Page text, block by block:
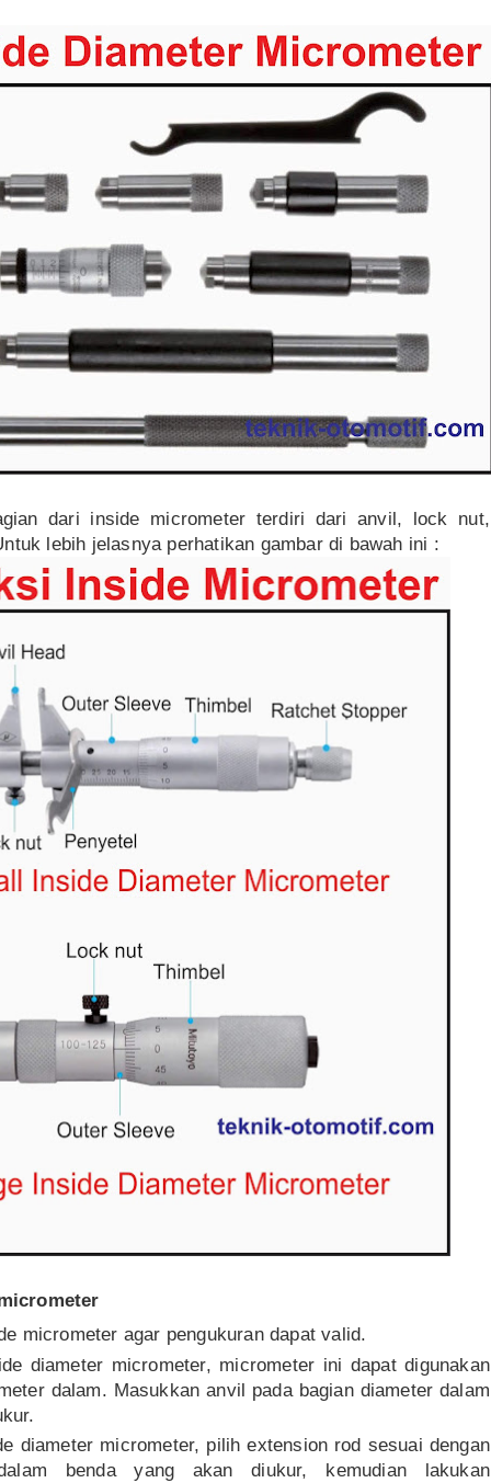
dari inside micrometer terdiri dari anvil, lock nut,
lebih jelasnya perhatikan gambar di bawah ini :
micrometer agar pengukuran dapat valid.
diameter micrometer, micrometer ini dapat digunakan
dalam. Masukkan anvil pada bagian diameter dalam
diameter micrometer, pilih extension rod sesuai dengan
benda yang akan diukur, kemudian lakukan